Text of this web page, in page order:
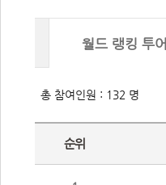
월드 랭킹 투어
총 참여인원 : 132 명
순위